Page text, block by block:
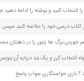
؟ بازی خواستگاری جواب پاسخ